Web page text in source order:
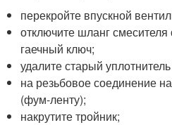
перекройте впускной
отключите шланг смесителя
гаечный ключ;
удалите старый
на резьбовое соединение
(фум-ленту);
накрутите тройник;